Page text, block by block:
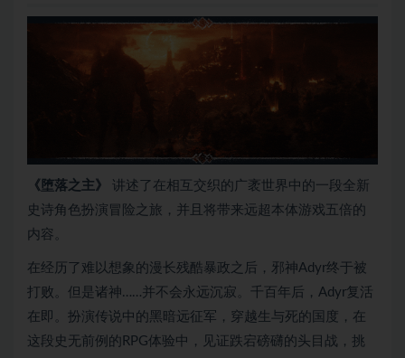
《堕落之主》
讲述了在相互交织的广袤世界中的一段全新
史诗角色扮演冒险之旅，并且将带来远超本体游戏五倍的
内容。
在经历了难以想象的漫长残酷暴政之后，邪神Adyr终于被
打败。但是诸神……并不会永远沉寂。千百年后，Adyr复活
在即。扮演传说中的黑暗远征军，穿越生与死的国度，在
这段史无前例的RPG体验中，见证跌宕磅礴的头目战，挑